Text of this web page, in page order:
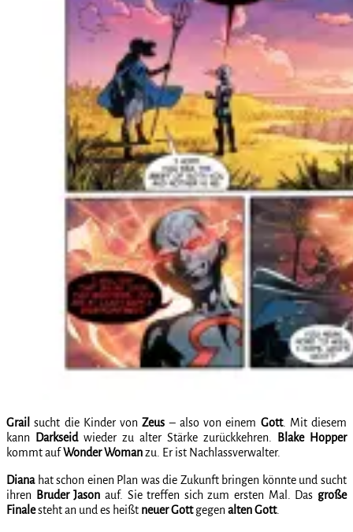
Grail sucht die Kinder vonZeus – also von einem Gott. Mit diesem
kann
Darkseidwieder zu alter Stärke zurückkehren.
Blake Hopper
kommt aufWonder Womanzu. Er ist Nachlassverwalter.
Dianahat schon einen Plan was die Zukunft bringen könnte und sucht
ihren
Bruder Jason auf. Sie treffen sich zum ersten Mal. Das große
Finalesteht an und es heißt neuer Gottgegen altenGott.